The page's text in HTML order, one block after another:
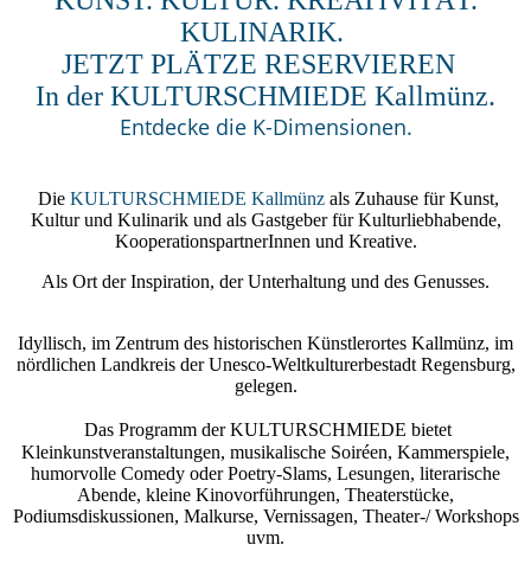
KULINARIK.
JETZT PLÄTZE RESERVIEREN
In der KULTURSCHMIEDE Kallmünz.
Entdecke die K-Dimensionen.
Die KULTURSCHMIEDE Kallmünz als Zuhause für Kunst,
Kultur und Kulinarik und als Gastgeber für Kulturliebhabende,
KooperationspartnerInnen und Kreative.
Als Ort der Inspiration, der Unterhaltung und des Genusses.
Idyllisch, im Zentrum des historischen Künstlerortes Kallmünz, im
nördlichen Landkreis der Unesco-Weltkulturerbestadt Regensburg,
gelegen.
Das Programm derKULTURSCHMIEDE bietet
Kleinkunstveranstaltungen, musikalische Soiréen, Kammerspiele,
humorvolle Comedy oder Poetry-Slams, Lesungen, literarische
Abende, kleine Kinovorführungen, Theaterstücke,
Podiumsdiskussionen, Malkurse, Vernissagen, Theater-/ Workshops
uvm.